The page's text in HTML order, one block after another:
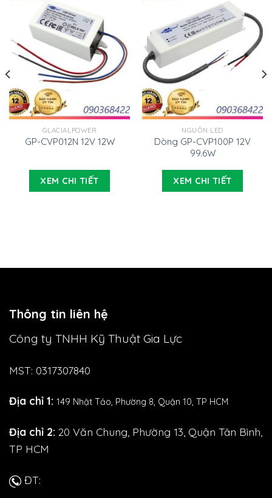
GLACIALPOWER
GP-CVP012N 12V 12W
XEM CHI TIẾT
NGUỒN LED
Dòng GP-CVP100P 12V
99.6W
XEM CHI TIẾT
Thông tin liên hệ
Công ty TNHH Kỹ Thuật Gia Lực
MST: 0317307840
Địa chỉ 1: 149 Nhật Tảo, Phường 8, Quận 10, TP HCM
Địa chỉ 2: 20 Văn Chung, Phường 13, Quận Tân Bình,
TP HCM
ĐT: